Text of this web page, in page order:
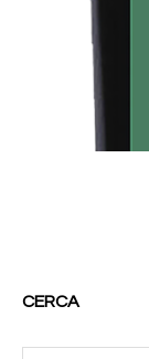
CERCA